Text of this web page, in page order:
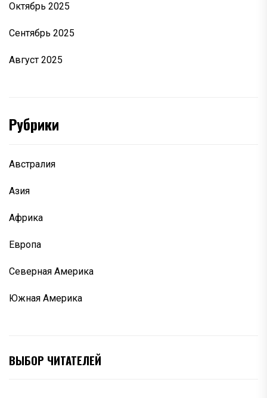
Октябрь 2025
Сентябрь 2025
Август 2025
Рубрики
Австралия
Азия
Африка
Европа
Северная Америка
Южная Америка
ВЫБОР ЧИТАТЕЛЕЙ